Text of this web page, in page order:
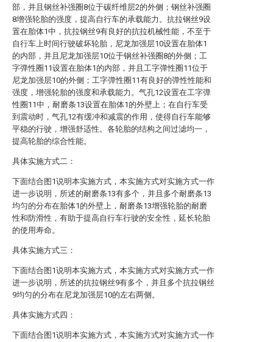
部，并且钢丝补强圈8位于碳纤维层2的外侧；钢丝补强圈
8增强轮胎的强度，提高自行车的承载能力。抗拉钢丝9设
置在胎体1中，抗拉钢丝9有良好的抗拉机械性能，不至于
自行车上时间行驶破坏轮胎，尼龙加强层10设置在胎体1
的内部，并且尼龙加强层10位于钢丝补强圈8的外侧；工
字弹性圈11设置在胎体1的内部，并且工字弹性圈11位于
尼龙加强层10的外侧；工字弹性圈11有良好的弹性性能和
强度，增强轮胎的强度和承载能力。气孔12设置在工字弹
性圈11中，耐磨条13设置在胎体1的外壁上；在自行车受
到震动时，气孔12有缓冲和减震的作用，使得自行车能够
平稳的行驶，增强舒适性。各轮胎的结构之间过滤均一，
提高轮胎的综合性能。
具体实施方式二：
下面结合图1说明本实施方式，本实施方式对实施方式一作
进一步说明，所述的耐磨条13有多个，并且多个耐磨条13
均匀的分布在胎体1的外壁上，耐磨条13增强轮胎的耐磨
性和防滑性，有助于提高自行车行驶的安全性，延长轮胎
的使用寿命。
具体实施方式三：
下面结合图1说明本实施方式，本实施方式对实施方式一作
进一步说明，所述的抗拉钢丝9有多个，并且多个抗拉钢丝
9均匀的分布在尼龙加强层10的左右两侧。
具体实施方式四：
下面结合图1说明本实施方式，本实施方式对实施方式一作